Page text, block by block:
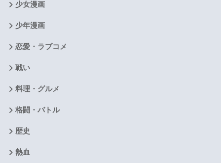
少女漫画
少年漫画
恋愛・ラブコメ
戦い
料理・グルメ
格闘・バトル
歴史
熱血